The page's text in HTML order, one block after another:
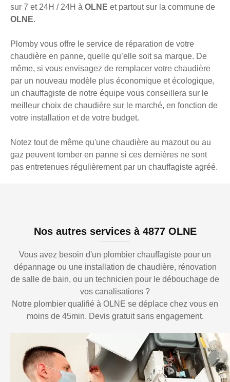
sur 7 et 24H / 24H à OLNE et partout sur la commune de
OLNE.
Plomby vous offre le service de réparation de votre
chaudière en panne, quelle qu’elle soit sa marque. De
même, si vous envisagez de remplacer votre chaudière
par un nouveau modèle plus économique et écologique,
un chauffagiste de notre équipe vous conseillera sur le
meilleur choix de chaudière sur le marché, en fonction de
votre installation et de votre budget.
Notez tout de même qu'une chaudière au mazout ou au
gaz peuvent tomber en panne si ces dernières ne sont
pas entretenues régulièrement par un chauffagiste agréé.
Nos autres services à 4877 OLNE
Vous avez besoin d'un plombier chauffagiste pour un
dépannage ou une installation de chaudière, rénovation
de salle de bain, ou un technicien pour le débouchage de
vos canalisations ?
Notre plombier qualifié à OLNE se déplace chez vous en
moins de 45min. Devis gratuit sans engagement.